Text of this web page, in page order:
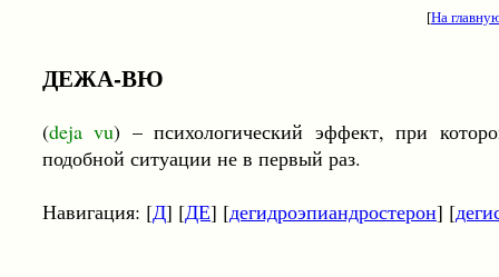
[На
ДЕЖА-ВЮ
(deja vu) – психологический эффект, при
подобной ситуации не в первый раз.
Навигация: [Д] [ДЕ] [дегидроэпиандростерон] [